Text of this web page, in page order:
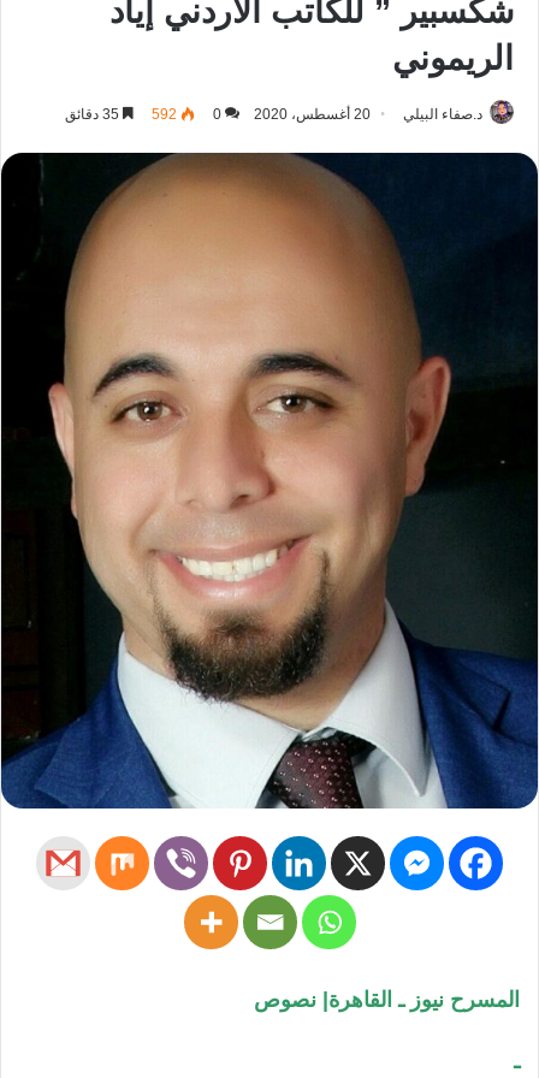
شكسبير ” للكاتب الأردني إياد
الريموني
د.صفاء البيلي 20 أغسطس، 2020 0
592
المسرح نيوز ـ القاهرة| نصوص
ـ